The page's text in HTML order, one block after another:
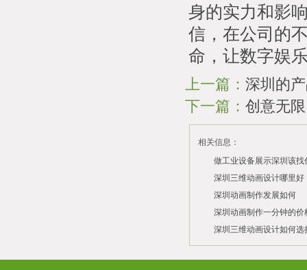
身的实力和影
信，在公司的
命，让数字娱
上一篇： 深圳的
下一篇： 创意无
相关信息：
做工业设备展示深圳该
司？
2026/07/21
深圳三维动画设计哪里好
2026/03/10
深圳动画制作发展如何
2026/03/03
深圳动画制作一分钟的价
2026/02/28
深圳三维动画设计如何选
2026/02/02